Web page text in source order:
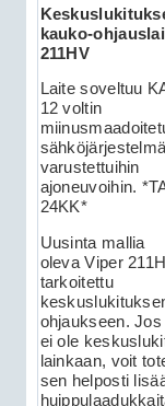
kauko-
211HV
Laite soveltuu
12 voltin
varustettuihin
ajoneuvoihin.
24KK*
Uusinta mallia
oleva Viper
tarkoitettu
ohjaukseen.
ei ole
lainkaan, voit
sen helposti